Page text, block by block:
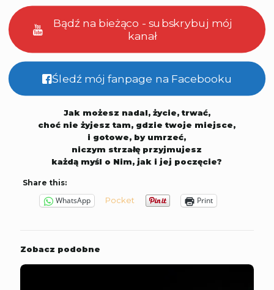
Bądź na bieżąco - subskrybuj mój
kanał
Śledź mój fanpage na Facebooku
Jak możesz nadal, życie, trwać,
choć nie żyjesz tam, gdzie twoje miejsce,
i gotowe, by umrzeć,
niczym strzałę przyjmujesz
każdą myśl o Nim, jak i jej poczęcie?
Share this:
WhatsApp Pocket Print
Zobacz podobne